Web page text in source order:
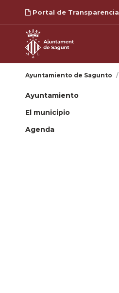
Portal de Transparencia
Ayuntamiento de Sagunto
Ayuntamiento
El municipio
Agenda